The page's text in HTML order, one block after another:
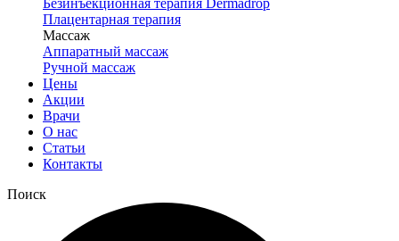
Безинъекционная терапия Dermadrop
Плацентарная терапия
Массаж
Аппаратный массаж
Ручной массаж
Цены
Акции
Врачи
О нас
Статьи
Контакты
Поиск